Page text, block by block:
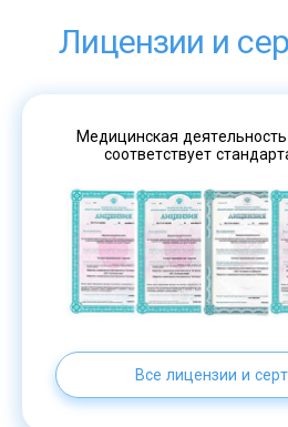
Лицензии и
Медицинская
соответствует
Все лицензии и